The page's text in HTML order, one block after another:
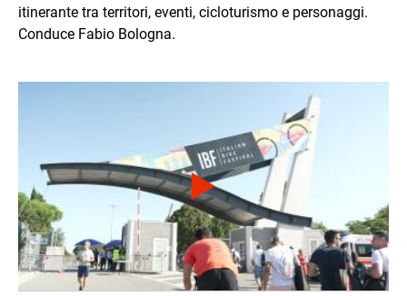
itinerante tra territori, eventi, cicloturismo e personaggi.
Conduce Fabio Bologna.